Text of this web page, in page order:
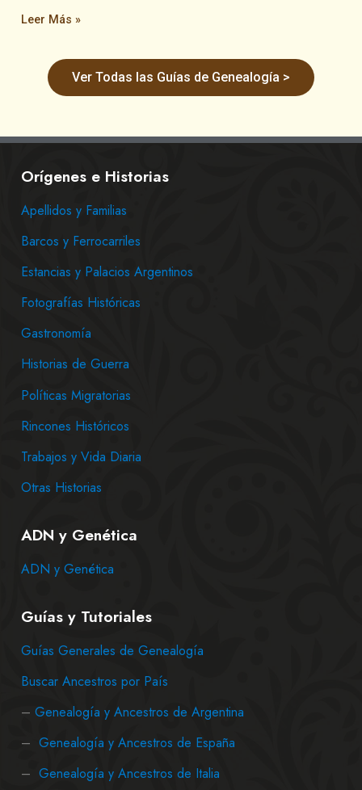
Leer Más »
Ver Todas las Guías de Genealogía >
Orígenes e Historias
Apellidos y Familias
Barcos y Ferrocarriles
Estancias y Palacios Argentinos
Fotografías Históricas
Gastronomía
Historias de Guerra
Políticas Migratorias
Rincones Históricos
Trabajos y Vida Diaria
Otras Historias
ADN y Genética
ADN y Genética
Guías y Tutoriales
Guías Generales de Genealogía
Buscar Ancestros por País
– Genealogía y Ancestros de Argentina
– Genealogía y Ancestros de España
– Genealogía y Ancestros de Italia